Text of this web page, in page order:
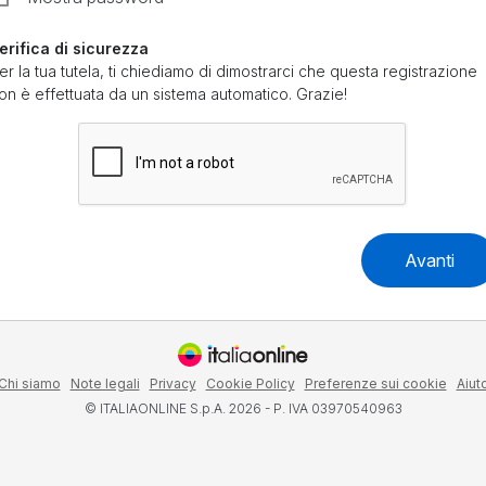
di sicurezza
la tua tutela, ti chiediamo di dimostrarci che questa registrazione
è effettuata da un sistema automatico. Grazie!
Avanti
Chi siamo Note legali Privacy Cookie Policy Preferenze sui cookie
© ITALIAONLINE S.p.A. 2026 - P. IVA 03970540963